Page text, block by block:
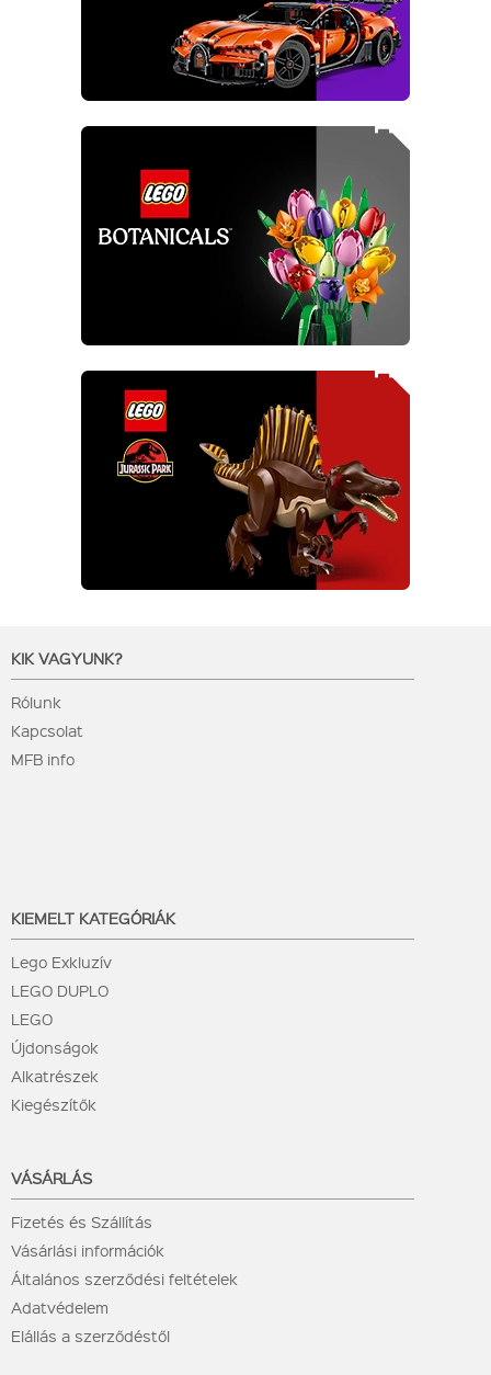
KIK VAGYUNK?
Rólunk
Kapcsolat
MFB info
KIEMELT KATEGÓRIÁK
Lego Exkluzív
LEGO DUPLO
LEGO
Újdonságok
Alkatrészek
Kiegészítők
VÁSÁRLÁS
Fizetés és Szállítás
Vásárlási információk
Általános szerződési feltételek
Adatvédelem
Elállás a szerződéstől